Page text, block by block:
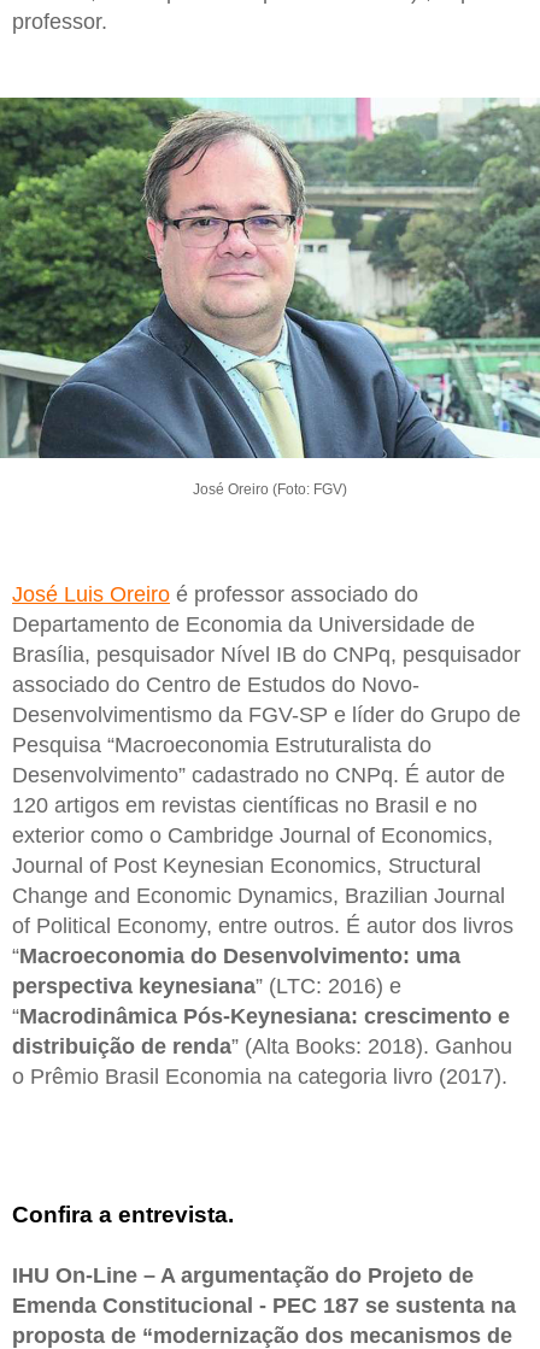
professor.
José Oreiro (Foto: FGV)
José Luis Oreiro é professor associado do
Departamento de Economia da Universidade de
Brasília, pesquisador Nível IB do CNPq, pesquisador
associado do Centro de Estudos do Novo-
Desenvolvimentismo da FGV-SP e líder do Grupo de
Pesquisa “Macroeconomia Estruturalista do
Desenvolvimento” cadastrado no CNPq. É autor de
120 artigos em revistas científicas no Brasil e no
exterior como o Cambridge Journal of Economics,
Journal of Post Keynesian Economics, Structural
Change and Economic Dynamics, Brazilian Journal
of Political Economy, entre outros. É autor dos livros
“Macroeconomia do Desenvolvimento: uma
perspectiva keynesiana” (LTC: 2016) e
“Macrodinâmica Pós-Keynesiana: crescimento e
distribuição de renda” (Alta Books: 2018). Ganhou
o Prêmio Brasil Economia na categoria livro (2017).
Confira a entrevista.
IHU On-Line – A argumentação do Projeto de
Emenda Constitucional - PEC 187 se sustenta na
proposta de “modernização dos mecanismos de